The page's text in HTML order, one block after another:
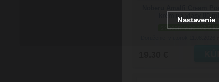
skladom viac než 5 ks
Nastavenie